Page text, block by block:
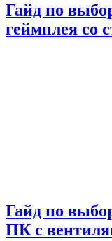
Гайд по
геймплея со
Гайд по
ПК с